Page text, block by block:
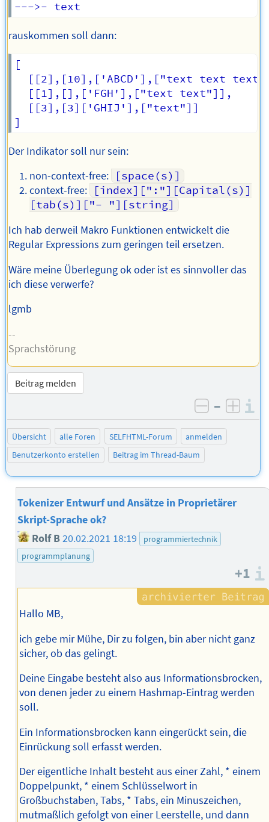
rauskommen soll dann:
[
[[2],[10],['ABCD'],["text text
  [[1],[],['FGH'],["text text"]],
  [[3],[3]['GHIJ'],["text"]]
Der Indikator soll nur sein:
non-context-free:
[space(s)]
context-free:
[index][":"][Capital(s)]
[tab(s)]["- "][string]
Ich hab derweil Makro Funktionen entwickelt die
Regular Expressions zum geringen teil ersetzen.
Wäre meine Überlegung ok oder ist es sinnvoller das
ich diese verwerfe?
lgmb
--
Sprachstörung
Beitrag melden
negativ
–
Übersicht alle Foren SELFHTML-Forum
anmelden
Benutzerkonto erstellen
Beitrag im Thread-Baum
Tokenizer Entwurf und Ansätze in Proprietärer
Skript-Sprache ok?
Rolf B20.02.2021 18:19
programmiertechnik
programmplanung
+1
Hallo MB,
ich gebe mir Mühe, Dir zu folgen, bin aber nicht ganz
sicher, ob das gelingt.
Deine Eingabe besteht also aus Informationsbrocken,
von denen jeder zu einem Hashmap-Eintrag werden
soll.
Ein Informationsbrocken kann eingerückt sein, die
Einrückung soll erfasst werden.
Der eigentliche Inhalt besteht aus einer Zahl, * einem
Doppelpunkt, * einem Schlüsselwort in
Großbuchstaben, Tabs, * Tabs, ein Minuszeichen,
mutmaßlich gefolgt von einer Leerstelle, und dann